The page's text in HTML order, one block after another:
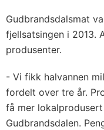
Gudbrandsdalsmat
fjellsatsingen i 2013.
produsenter.
- Vi fikk halvannen
fordelt over tre år.
få mer
Gudbrandsdalen.